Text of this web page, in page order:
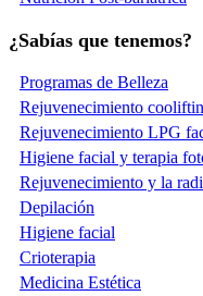
¿Sabías que tenemos?
Programas de Belleza
Rejuvenecimiento
Rejuvenecimiento LPG
Higiene facial y terapia
Rejuvenecimiento y la
Depilación
Higiene facial
Crioterapia
Medicina Estética